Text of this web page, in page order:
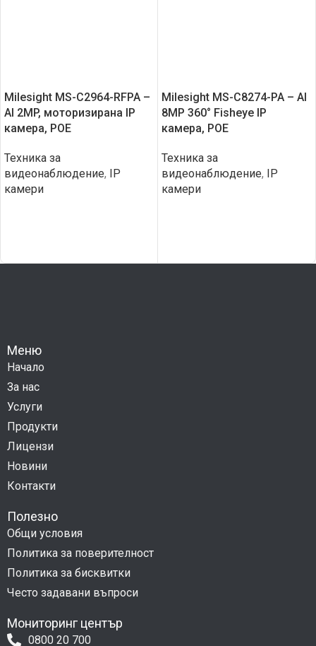
Milesight MS-C2964-RFPA –
AI 2MP, моторизирана IP
камера, POE
Техника за
видеонаблюдение,
IP
камери
Milesight MS-C8274-PA – AI
8MP 360° Fisheye IP
камера, POE
Техника за
видеонаблюдение,
IP
камери
Меню
Начало
За нас
Услуги
Продукти
Лицензи
Новини
Контакти
Полезно
Общи условия
Политика за поверителност
Политика за бисквитки
Често задавани въпроси
Мониторинг център
0800 20 700